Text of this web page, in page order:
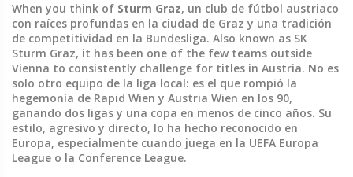
When you think of Sturm Graz, un club de fútbol austriaco
con raíces profundas en la ciudad de Graz y una tradición
de competitividad en la Bundesliga. Also known as SK
Sturm Graz, it has been one of the few teams outside
Vienna to consistently challenge for titles in Austria. No es
solo otro equipo de la liga local: es el que rompió la
hegemonía de Rapid Wien y Austria Wien en los 90,
ganando dos ligas y una copa en menos de cinco años. Su
estilo, agresivo y directo, lo ha hecho reconocido en
Europa, especialmente cuando juega en la UEFA Europa
League o la Conference League.